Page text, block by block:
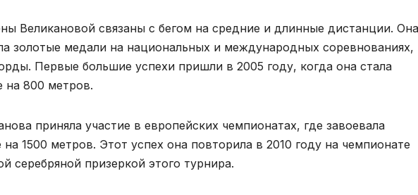
Великановой связаны с бегом на средние и длинные дистанции. Она
золотые медали на национальных и международных соревнованиях,
Первые большие успехи пришли в 2005 году, когда она стала
на 800 метров.
приняла участие в европейских чемпионатах, где завоевала
1500 метров. Этот успех она повторила в 2010 году на чемпионате
серебряной призеркой этого турнира.